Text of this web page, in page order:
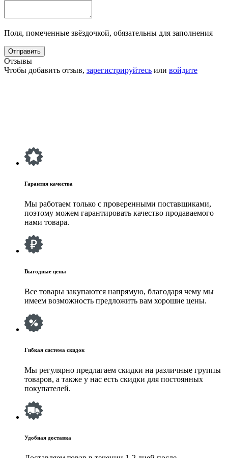
Поля, помеченные звёздочкой, обязательны для заполнения
Отзывы
Чтобы добавить отзыв, зарегистрируйтесь или войдите
Гарантия качества
Мы работаем только с проверенными поставщиками,
поэтому можем гарантировать качество продаваемого
нами товара.
Выгодные цены
Все товары закупаются напрямую, благодаря чему мы
имеем возможность предложить вам хорошие цены.
Гибкая система скидок
Мы регулярно предлагаем скидки на различные группы
товаров, а также у нас есть скидки для постоянных
покупателей.
Удобная доставка